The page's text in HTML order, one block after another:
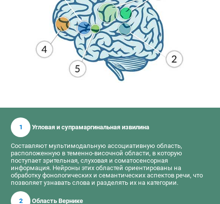
1 Угловая и супрамаргинальная извилина
Составляют мультимодальную ассоциативную область,
расположенную в теменно-височной области, в которую
поступает зрительная, слуховая и соматосенсорная
информация. Нейроны этих областей ориентированы на
обработку фонологических и семантических аспектов речи, что
позволяет узнавать слова и разделять их на категории.
2 Область Вернике